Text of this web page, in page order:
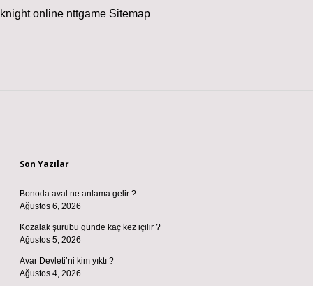
knight online nttgame Sitemap
Son Yazılar
Bonoda aval ne anlama gelir ?
Ağustos 6, 2026
Kozalak şurubu günde kaç kez içilir ?
Ağustos 5, 2026
Avar Devleti’ni kim yıktı ?
Ağustos 4, 2026